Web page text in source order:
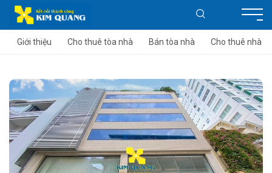
Giới thiệu Cho thuê tòa nhà Bán tòa nhà Cho thuê nhà